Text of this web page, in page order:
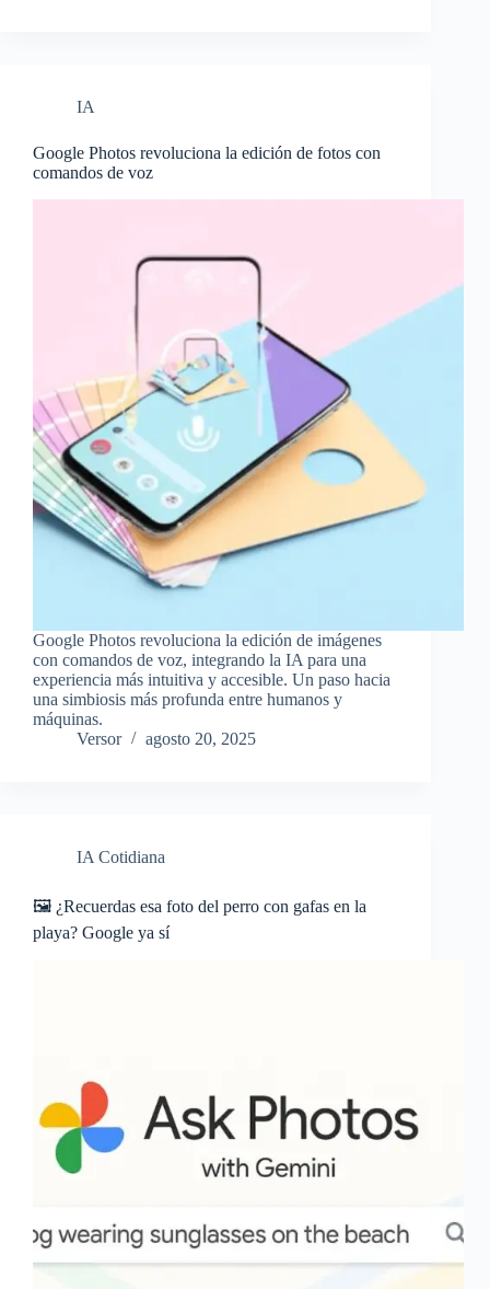
IA
Google Photos revoluciona la edición de fotos con
comandos de voz
Google Photos revoluciona la edición de imágenes
con comandos de voz, integrando la IA para una
experiencia más intuitiva y accesible. Un paso hacia
una simbiosis más profunda entre humanos y
máquinas.
Versor
agosto 20, 2025
IA Cotidiana
🖼️ ¿Recuerdas esa foto del perro con gafas en la
playa? Google ya sí